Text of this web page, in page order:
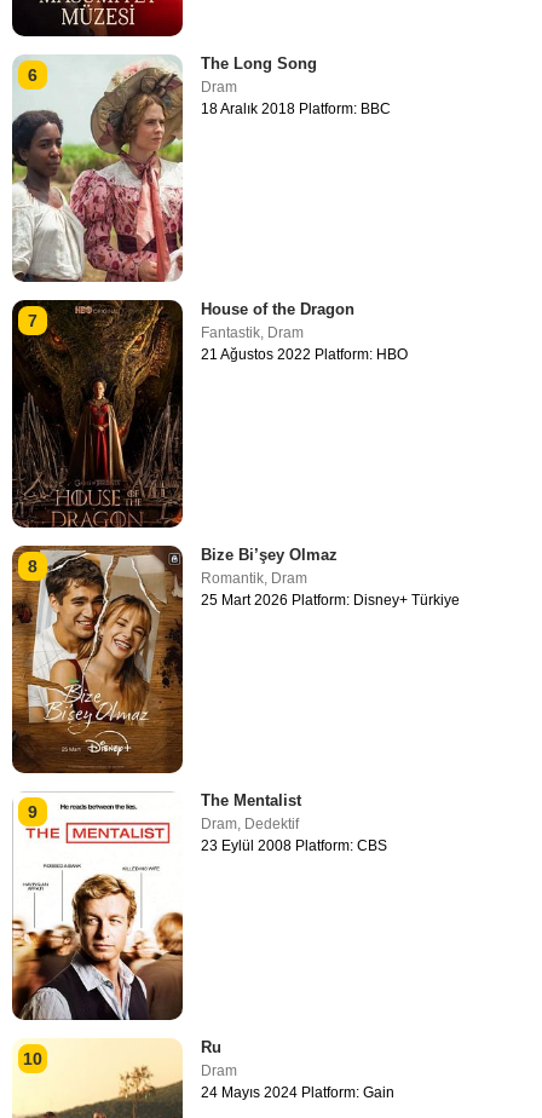
6
The Long Song
Dram
18 Aralık 2018 Platform: BBC
7
House of the Dragon
Fantastik, Dram
21 Ağustos 2022 Platform: HBO
8
Bize Bi’şey Olmaz
Romantik, Dram
25 Mart 2026 Platform: Disney+ Türkiye
9
The Mentalist
Dram, Dedektif
23 Eylül 2008 Platform: CBS
10
Ru
Dram
24 Mayıs 2024 Platform: Gain